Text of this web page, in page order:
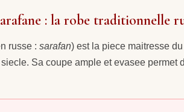
: la robe traditionnelle
russe : sarafan) est la piece maitresse
Sa coupe ample et evasee